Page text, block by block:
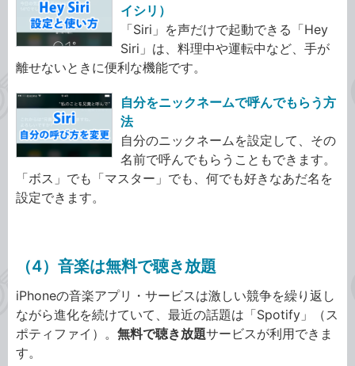
イシリ）
「Siri」を声だけで起動できる「Hey
Siri」は、料理中や運転中など、手が
離せないときに便利な機能です。
自分をニックネームで呼んでもらう方
法
自分のニックネームを設定して、その
名前で呼んでもらうこともできます。
「ボス」でも「マスター」でも、何でも好きなあだ名を
設定できます。
（4）音楽は無料で聴き放題
iPhoneの音楽アプリ・サービスは激しい競争を繰り返し
ながら進化を続けていて、最近の話題は「Spotify」（ス
ポティファイ）。 無料で聴き放題サービスが利用できま
す。